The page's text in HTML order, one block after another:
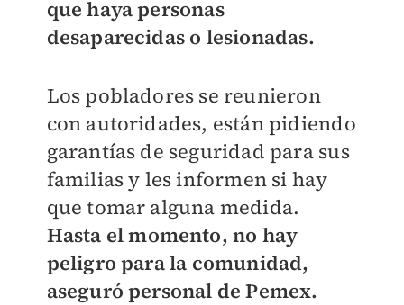
que haya personas
desaparecidas o lesionadas.
Los pobladores se reunieron
con autoridades, están pidiendo
garantías de seguridad para sus
familias y les informen si hay
que tomar alguna medida.
Hasta el momento, no hay
peligro para la comunidad,
aseguró personal de Pemex.